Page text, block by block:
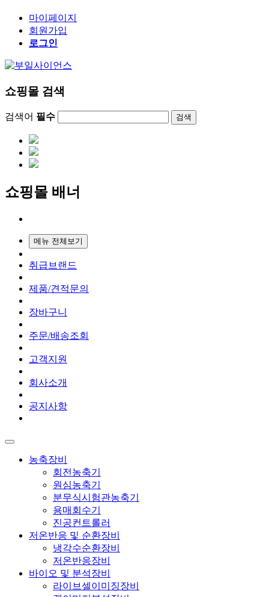
마이페이지
회원가입
로그인
쇼핑몰 검색
검색어 필수 검색
쇼핑몰 배너
메뉴 전체보기
취급브랜드
제품/견적문의
장바구니
주문/배송조회
고객지원
회사소개
공지사항
농축장비
회전농축기
원심농축기
분무식시험관농축기
용매회수기
진공컨트롤러
저온반응 및 순환장비
냉각수순환장비
저온반응장비
바이오 및 분석장비
라이브셀이미징장비